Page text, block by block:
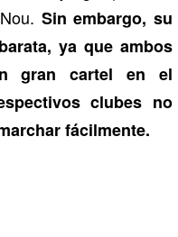
Sin embargo, su
ya que ambos
gran cartel en el
clubes no
fácilmente.